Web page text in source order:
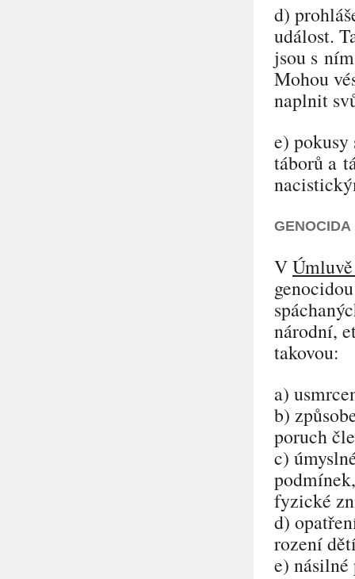
d)
událost.
jsou s
Mohou
naplnit
e)
táborů a
GENOCIDA
V
národní,
takovou:
a)
b)
poruch
c)
fyzické
d)
rození
e)